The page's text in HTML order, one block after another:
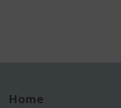
Home